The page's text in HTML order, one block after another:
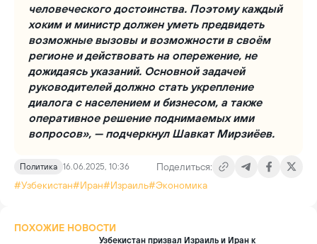
человеческого достоинства. Поэтому каждый
хоким и министр должен уметь предвидеть
возможные вызовы и возможности в своём
регионе и действовать на опережение, не
дожидаясь указаний. Основной задачей
руководителей должно стать укрепление
диалога с населением и бизнесом, а также
оперативное решение поднимаемых ими
вопросов», — подчеркнул Шавкат Мирзиёев.
Политика 16.06.2025, 10:36
Поделиться:
#Узбекистан#Иран#Израиль#Экономика
ПОХОЖИЕ НОВОСТИ
Узбекистан призвал Израиль и Иран к